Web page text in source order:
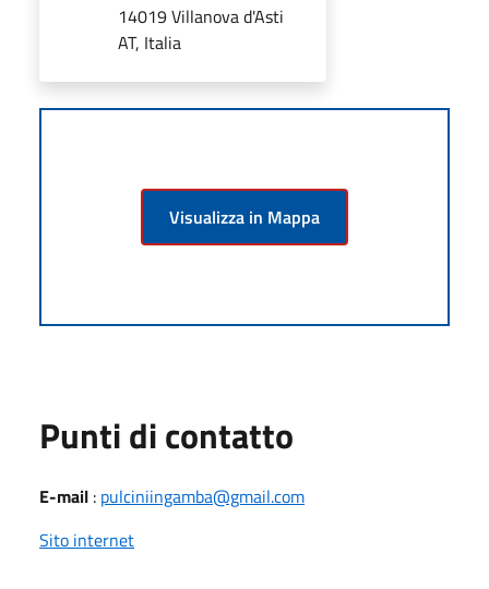
14019 Villanova d'Asti
AT, Italia
Visualizza in Mappa
Punti di contatto
E-mail : pulciniingamba@gmail.com
Sito internet